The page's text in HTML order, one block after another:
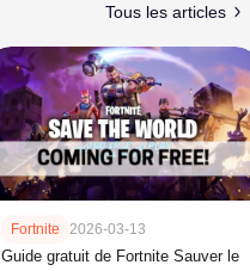
Tous les articles
Fortnite 2026-03-13
Guide gratuit de Fortnite Sauver le